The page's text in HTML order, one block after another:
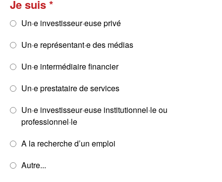
Je suis
Un·e investisseur·euse privé
Un·e représentant·e des médias
Un·e intermédiaire financier
Un·e prestataire de services
Un·e investisseur·euse institutionnel·le ou
professionnel·le
A la recherche d’un emploi
Autre...